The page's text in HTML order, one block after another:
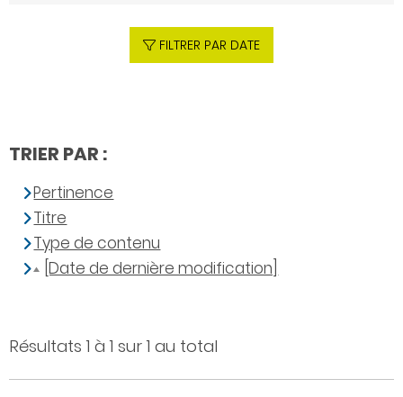
Résultats 1 à 1 sur 1 au total
FILTRER PAR DATE
TRIER PAR :
Pertinence
Titre
Type de contenu
[Date de dernière modification]